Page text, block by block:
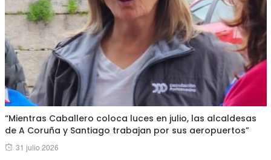
“Mientras Caballero coloca luces en julio, las alcaldesas
de A Coruña y Santiago trabajan por sus aeropuertos”
Posted
31 julio 2026